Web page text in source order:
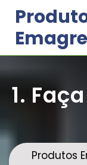
content
1.
Produtos